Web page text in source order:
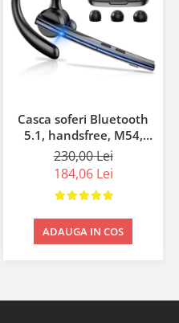
Casca soferi Bluetooth
5.1, handsfree, M54,
neagra
230,00 Lei
184,06 Lei
ADAUGA IN COS